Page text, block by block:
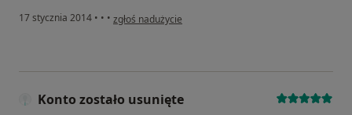
17 stycznia 2014 • • • w opinii użytkownika Konto zostało usunięte
zgłoś nadużycie
Konto zostało usunięte